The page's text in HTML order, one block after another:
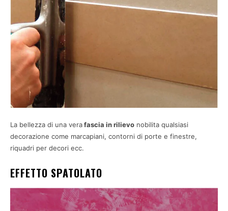
La bellezza di una verafascia in rilievo nobilita qualsiasi
decorazione come marcapiani, contorni di porte e finestre,
riquadri per decori ecc.
EFFETTO SPATOLATO